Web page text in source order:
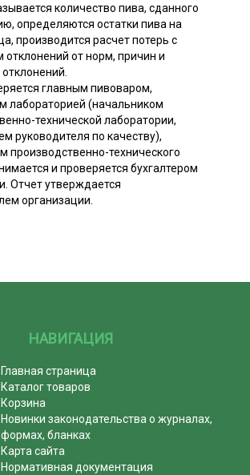
количество пива, сданного
определяются остатки пива на
производится расчет потерь с
от норм, причин и
главным пивоваром,
лабораторией (начальником
технической лаборатории,
руководителя по качеству),
производственно-технического
и проверяется бухгалтером
Отчет утверждается
организации.
НАВИГАЦИЯ
Главная страница
Каталог товаров
Корзина
Новинки законодательства о журналах,
формах, бланках
Карта сайта
Нормативная документация